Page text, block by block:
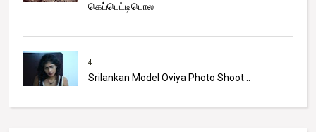
கெப்பெட்டிபொல
4
Srilankan Model Oviya Photo Shoot ..